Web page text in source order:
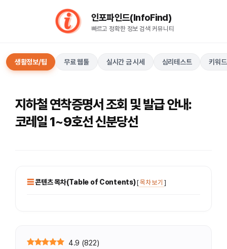
인포파인드(InfoFind)​​​​
빠르고 정확한 정보 검색 커뮤니티
생활정보/팁 무료 웹툴 실시간 금 시세 심리테스트 키워
지하철 연착증명서 조회 및 발급 안내:
코레일 1~9호선 신분당선
콘텐츠 목차(Table of Contents)[목차 보기 ]
4.9 (822)